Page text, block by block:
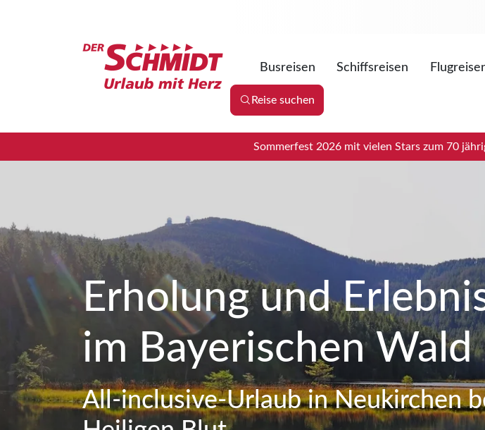
Busreisen Schiffsreisen
Reise suchen
Sommerfest 2026 mit vielen Stars zum 70
Erholung und
im Bayerischen Wald
All-inclusive-Urlaub in Neukirchen